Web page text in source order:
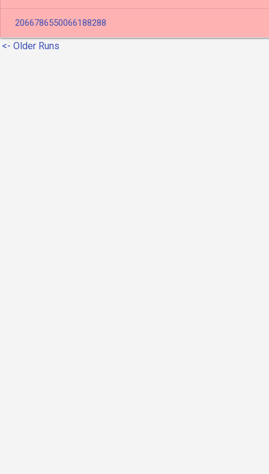
2066786550066188288
<- Older Runs